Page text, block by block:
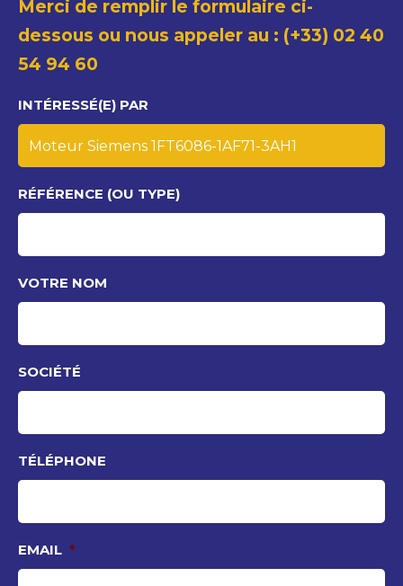
Merci de remplir le formulaire ci-
dessous ou nous appeler au : (+33) 02 40
54 94 60
INTÉRESSÉ(E) PAR
RÉFÉRENCE (OU TYPE)
VOTRE NOM
SOCIÉTÉ
TÉLÉPHONE
EMAIL *